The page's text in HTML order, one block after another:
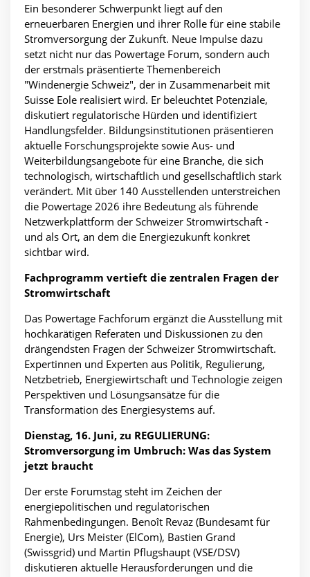
Ein besonderer Schwerpunkt liegt auf den
erneuerbaren Energien und ihrer Rolle für eine stabile
Stromversorgung der Zukunft. Neue Impulse dazu
setzt nicht nur das Powertage Forum, sondern auch
der erstmals präsentierte Themenbereich
"Windenergie Schweiz", der in Zusammenarbeit mit
Suisse Eole realisiert wird. Er beleuchtet Potenziale,
diskutiert regulatorische Hürden und identifiziert
Handlungsfelder. Bildungsinstitutionen präsentieren
aktuelle Forschungsprojekte sowie Aus- und
Weiterbildungsangebote für eine Branche, die sich
technologisch, wirtschaftlich und gesellschaftlich stark
verändert. Mit über 140 Ausstellenden unterstreichen
die Powertage 2026 ihre Bedeutung als führende
Netzwerkplattform der Schweizer Stromwirtschaft -
und als Ort, an dem die Energiezukunft konkret
sichtbar wird.
Fachprogramm vertieft die zentralen Fragen der
Stromwirtschaft
Das Powertage Fachforum ergänzt die Ausstellung mit
hochkarätigen Referaten und Diskussionen zu den
drängendsten Fragen der Schweizer Stromwirtschaft.
Expertinnen und Experten aus Politik, Regulierung,
Netzbetrieb, Energiewirtschaft und Technologie zeigen
Perspektiven und Lösungsansätze für die
Transformation des Energiesystems auf.
Dienstag, 16. Juni, zu REGULIERUNG:
Stromversorgung im Umbruch: Was das System
jetzt braucht
Der erste Forumstag steht im Zeichen der
energiepolitischen und regulatorischen
Rahmenbedingungen. Benoît Revaz (Bundesamt für
Energie), Urs Meister (ElCom), Bastien Grand
(Swissgrid) und Martin Pflugshaupt (VSE/DSV)
diskutieren aktuelle Herausforderungen und die